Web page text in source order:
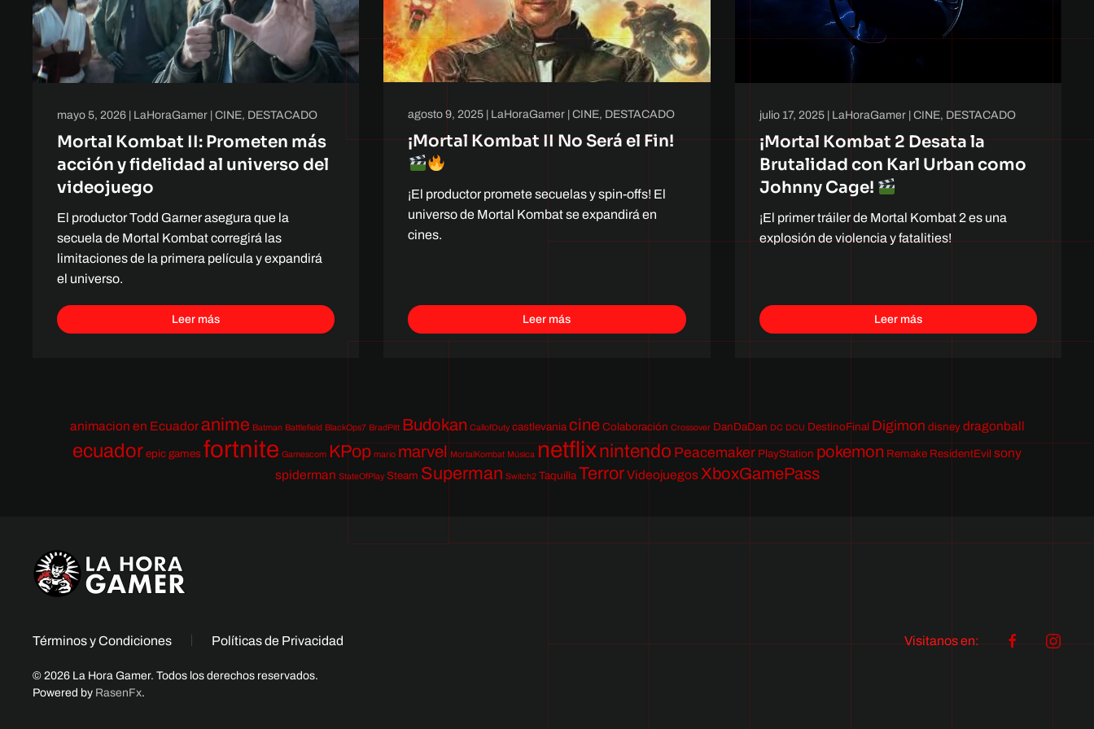
mayo 5, 2026 | LaHoraGamer | CINE, DESTACADO
Mortal Kombat II: Prometen más
acción y fidelidad al universo del
videojuego
El productor Todd Garner asegura que la
secuela de Mortal Kombat corregirá las
limitaciones de la primera película y expandirá
el universo.
Leer más
agosto 9, 2025 | LaHoraGamer |CINE, DESTACADO
¡Mortal Kombat II No Será el Fin!
¡El productor promete secuelas y spin-offs! El
universo de Mortal Kombat se expandirá en
cines.
Leer más
julio 17, 2025| LaHoraGamer| CINE, DESTACADO
¡Mortal Kombat 2 Desata la
Brutalidad con Karl Urban como
Johnny Cage!
¡El primer tráiler de Mortal Kombat 2 es una
explosión de violencia y fatalities!
Leer más
animacion en Ecuador anime Batman Battlefield BlackOps7 BradPitt Budokan CallofDuty castlevania cine Colaboración Crossover DanDaDan DC DCU DestinoFinal Digimon disney dragonball
ecuador epic games fortnite Gamescom KPop mario marvel MortalKombat Música netflixnintendo Peacemaker PlayStation pokemon Remake ResidentEvil sony
spiderman StateOfPlay Steam Superman Switch2 Taquilla Terror Videojuegos XboxGamePass
Términos y Condiciones Políticas de Privacidad Visitanos en:
© 2026 La Hora Gamer. Todos los derechos reservados.
Powered by RasenFx.